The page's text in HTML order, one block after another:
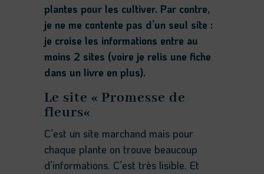
plantes pour les cultiver. Par contre,
je ne me contente pas d’un seul site :
je croise les informations entre au
moins 2 sites (voire je relis une fiche
dans un livre en plus).
Le site « Promesse de
fleurs«
C’est un site marchand mais pour
chaque plante on trouve beaucoup
d’informations. C’est très lisible. Et